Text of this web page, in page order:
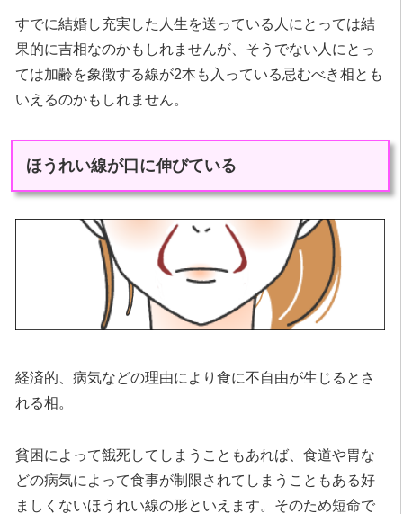
すでに結婚し充実した人生を送っている人にとっては結
果的に吉相なのかもしれませんが、そうでない人にとっ
ては加齢を象徴する線が2本も入っている忌むべき相とも
いえるのかもしれません。
ほうれい線が口に伸びている
経済的、病気などの理由により食に不自由が生じるとさ
れる相。
貧困によって餓死してしまうこともあれば、食道や胃な
どの病気によって食事が制限されてしまうこともある好
ましくないほうれい線の形といえます。そのため短命で